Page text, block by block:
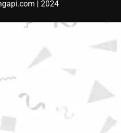
| 2024